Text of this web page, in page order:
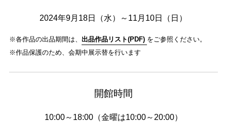
2024年9月18日（水）～11月10日（日）
※各作品の出品期間は、 出品作品リスト(PDF) をご参照ください。
※作品保護のため、会期中展示替を行います
開館時間
10:00～18:00（金曜は10:00～20:00）